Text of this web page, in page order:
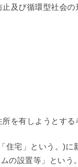
及び循環型社会
を有しようとす
住宅」という。)
の設置等」という